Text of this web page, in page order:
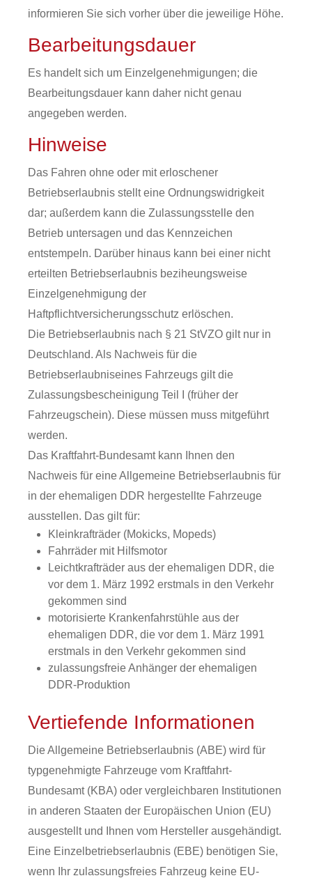
informieren Sie sich vorher über die jeweilige Höhe.
Bearbeitungsdauer
Es handelt sich um Einzelgenehmigungen; die
Bearbeitungsdauer kann daher nicht genau
angegeben werden.
Hinweise
Das Fahren ohne oder mit erloschener
Betriebserlaubnis stellt eine Ordnungswidrigkeit
dar; außerdem kann die Zulassungsstelle den
Betrieb untersagen und das Kennzeichen
entstempeln. Darüber hinaus kann bei einer nicht
erteilten Betriebserlaubnis beziheungsweise
Einzelgenehmigung der
Haftpflichtversicherungsschutz erlöschen.
Die Betriebserlaubnis nach § 21 StVZO gilt nur in
Deutschland. Als Nachweis für die
Betriebserlaubniseines Fahrzeugs gilt die
Zulassungsbescheinigung Teil I (früher der
Fahrzeugschein). Diese müssen muss mitgeführt
werden.
Das Kraftfahrt-Bundesamt kann Ihnen den
Nachweis für eine Allgemeine Betriebserlaubnis für
in der ehemaligen DDR hergestellte Fahrzeuge
ausstellen. Das gilt für:
Kleinkrafträder (Mokicks, Mopeds)
Fahrräder mit Hilfsmotor
Leichtkrafträder aus der ehemaligen DDR, die
vor dem 1. März 1992 erstmals in den Verkehr
gekommen sind
motorisierte Krankenfahrstühle aus der
ehemaligen DDR, die vor dem 1. März 1991
erstmals in den Verkehr gekommen sind
zulassungsfreie Anhänger der ehemaligen
DDR-Produktion
Vertiefende Informationen
Die Allgemeine Betriebserlaubnis (ABE) wird für
typgenehmigte Fahrzeuge vom Kraftfahrt-
Bundesamt (KBA) oder vergleichbaren Institutionen
in anderen Staaten der Europäischen Union (EU)
ausgestellt und Ihnen vom Hersteller ausgehändigt.
Eine Einzelbetriebserlaubnis (EBE) benötigen Sie,
wenn Ihr zulassungsfreies Fahrzeug keine EU-